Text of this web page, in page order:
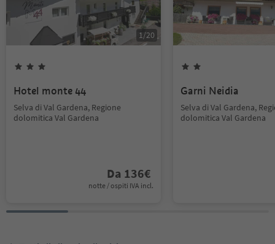
1/20
Hotel monte 44
Selva di Val Gardena, Regione
dolomitica Val Gardena
Da 136€
notte / ospiti IVA incl.
Garni Neidia
Selva di Val Gardena,
dolomitica Val Gardena